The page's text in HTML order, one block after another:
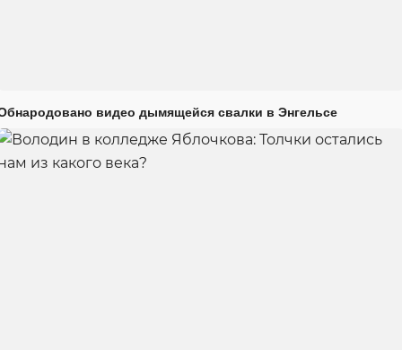
видео дымящейся свалки в Энгельсе